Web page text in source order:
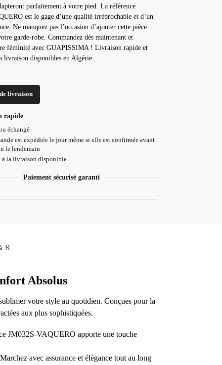
parfaitement à votre pied. La référence
est le gage d’une qualité irréprochable et d’un
Ne manquez pas l’occasion d’ajouter cette pièce
garde-robe. Commandez dès maintenant et
féminité avec GUAPISSIMA ! Livraison rapide et
livraison disponibles en Algérie.
livraison
rapide
échangé
est expédiée le jour même si elle est confirmée avant
le lendemain
à la livraison disponible
Paiement sécurisé garanti
R
Absolus
votre style au quotidien. Conçues pour la
aux plus sophistiquées.
JM032S-VAQUERO apporte une touche
avec assurance et élégance tout au long